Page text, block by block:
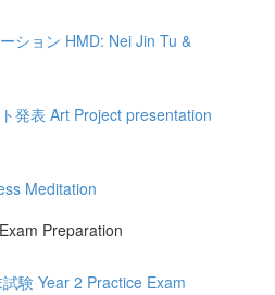
ション HMD: Nei Jin Tu &
発表 Art Project presentation
Meditation
Preparation
験 Year 2 Practice Exam